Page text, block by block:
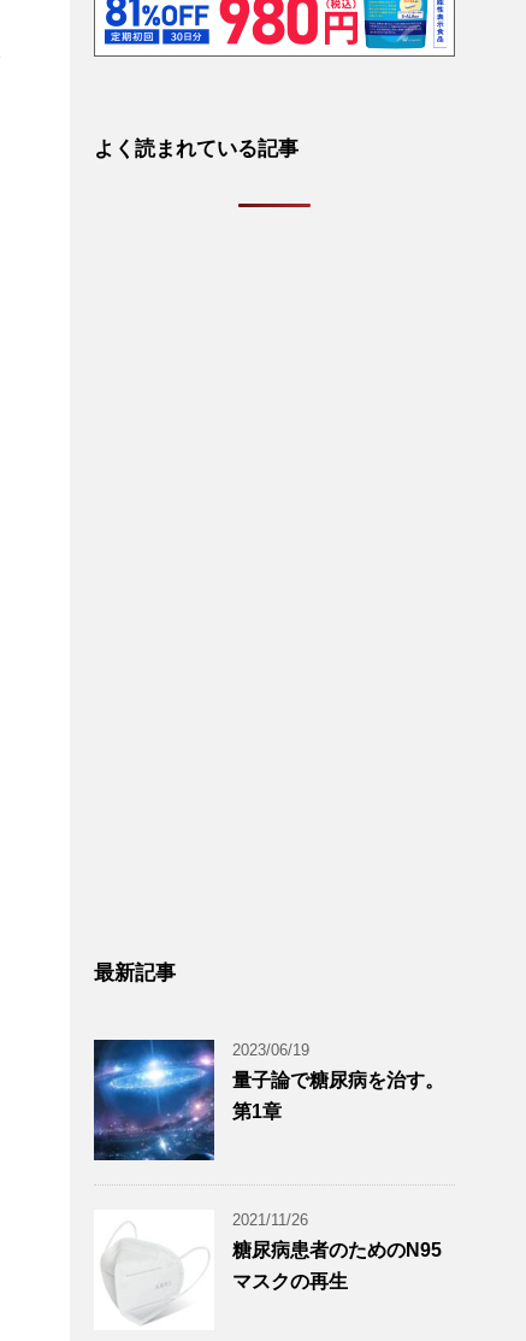
よく読まれている記事
最新記事
2023/06/19
量子論で糖尿病を治す。
第1章
2021/11/26
糖尿病患者のためのN95
マスクの再生